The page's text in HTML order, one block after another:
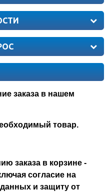
заказа в нашем
товар.
заказа в корзине -
согласие на
и защиту от